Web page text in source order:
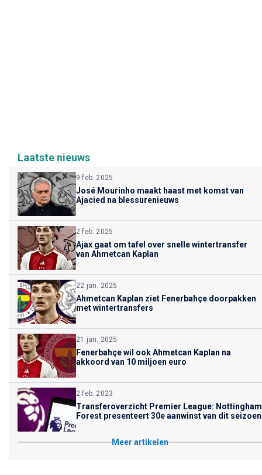
Laatste nieuws
9 feb. 2025
José Mourinho maakt haast met komst van
Ajacied na blessurenieuws
2 feb. 2025
Ajax gaat om tafel over snelle wintertransfer
van Ahmetcan Kaplan
22 jan. 2025
Ahmetcan Kaplan ziet Fenerbahçe doorpakken
met wintertransfers
21 jan. 2025
Fenerbahçe wil ook Ahmetcan Kaplan na
akkoord van 10 miljoen euro
2 feb. 2023
Transferoverzicht Premier League: Nottingham
Forest presenteert 30e aanwinst van dit seizoen
Meer artikelen